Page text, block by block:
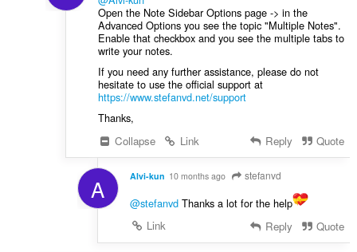
Open the Note Sidebar Options page -> in the
Advanced Options you see the topic "Multiple Notes".
Enable that checkbox and you see the multiple tabs to
write your notes.
If you need any further assistance, please do not
hesitate to use the official support at
https://www.stefanvd.net/support
Thanks,
Collapse
Link Reply Quote
A Alvi-kun 10 months ago stefanvd
@stefanvdThanks a lot for the help
Link
Reply Quote